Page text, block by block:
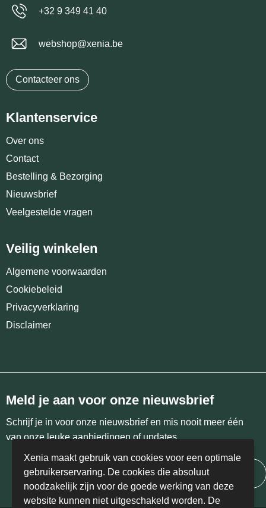
+32 9 349 41 40
webshop@xenia.be
Contacteer ons
Klantenservice
Over ons
Contact
Bestelling & Bezorging
Nieuwsbrief
Veelgestelde vragen
Veilig winkelen
Algemene voorwaarden
Cookiebeleid
Privacyverklaring
Disclaimer
Meld je aan voor onze nieuwsbrief
Schrijf je in voor onze nieuwsbrief en mis nooit meer één
van onze leuke aanbiedingen of updates.
Inschrijven
Xenia maakt gebruik van cookies voor een optimale
gebruikerservaring. De cookies die absoluut
noodzakelijk zijn voor de goede werking van deze
website kunnen niet uitgeschakeld worden. De